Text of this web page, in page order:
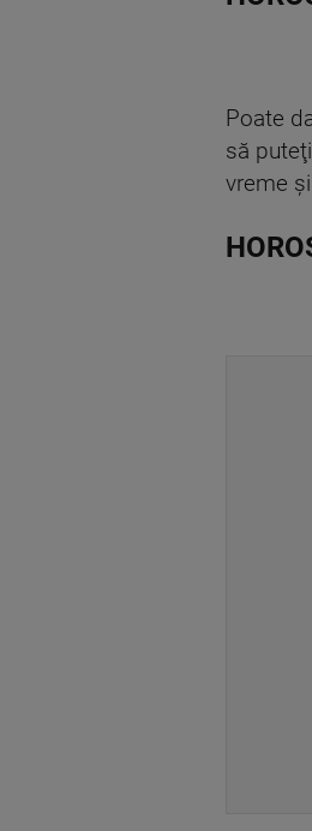
Poate
să
vreme